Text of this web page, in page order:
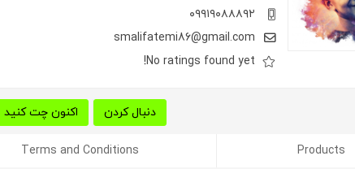
۰۹۹۱۹۰۸۸۸۹۲
smalifatemi86@gmail.com
No ratings found yet!
اکنون چت کنید دنبال کردن
Products
Terms and Conditions